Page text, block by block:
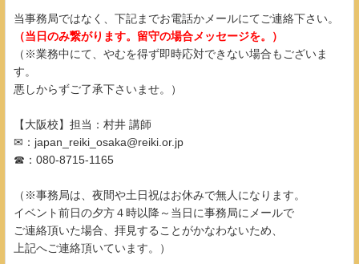
当事務局ではなく、下記までお電話かメールにてご連絡下さい。
（当日のみ繋がります。留守の場合メッセージを。）
（※業務中にて、やむを得ず即時応対できない場合もございま
す。
悪しからずご了承下さいませ。）
【大阪校】担当：村井 講師
✉：japan_reiki_osaka@reiki.or.jp
☎：080-8715-1165
（※事務局は、夜間や土日祝はお休みで無人になります。
イベント前日の夕方４時以降～当日に事務局にメールで
ご連絡頂いた場合、拝見することがかなわないため、
上記へご連絡頂いています。）